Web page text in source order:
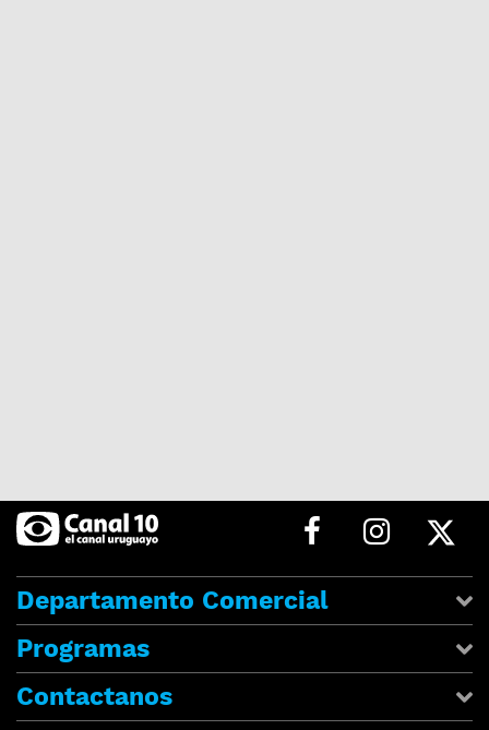
Departamento Comercial
Programas
Contactanos